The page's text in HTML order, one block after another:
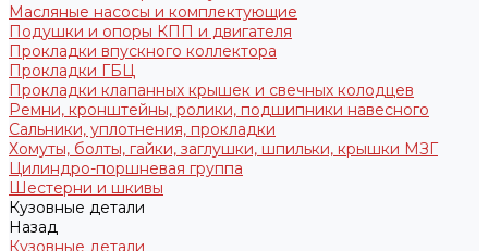
Масляные насосы и комплектующие
Подушки и опоры КПП и двигателя
Прокладки впускного коллектора
Прокладки ГБЦ
Прокладки клапанных крышек и свечных колодцев
Ремни, кронштейны, ролики, подшипники навесного
Сальники, уплотнения, прокладки
Хомуты, болты, гайки, заглушки, шпильки, крышки МЗГ
Цилиндро-поршневая группа
Шестерни и шкивы
Кузовные детали
Назад
Кузовные детали